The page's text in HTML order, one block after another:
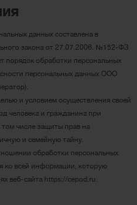
данных составлена в
закона от 27.07.2006. №152-ФЗ
порядок обработки персональных
персональных данных ООО
и условием осуществления своей
человека и гражданина при
том числе защиты прав на
и семейную тайну.
обработки персональных
ко всей информации, которую
веб-сайта https://cepod.ru.